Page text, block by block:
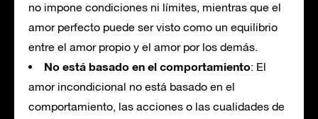
no impone condiciones ni límites, mientras que el
amor perfecto puede ser visto como un equilibrio
entre el amor propio y el amor por los demás.
No está basado en el comportamiento: El
amor incondicional no está basado en el
comportamiento, las acciones o las cualidades de